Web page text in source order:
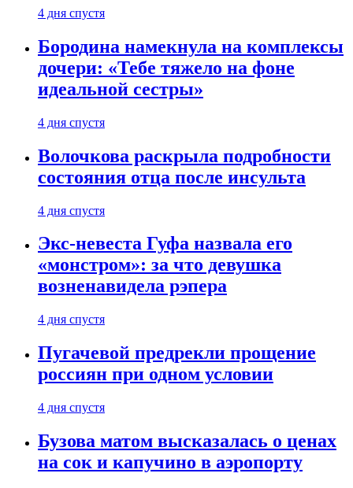
4 дня спустя
Бородина намекнула на комплексы
дочери: «Тебе тяжело на фоне
идеальной сестры»
4 дня спустя
Волочкова раскрыла подробности
состояния отца после инсульта
4 дня спустя
Экс-невеста Гуфа назвала его
«монстром»: за что девушка
возненавидела рэпера
4 дня спустя
Пугачевой предрекли прощение
россиян при одном условии
4 дня спустя
Бузова матом высказалась о ценах
на сок и капучино в аэропорту